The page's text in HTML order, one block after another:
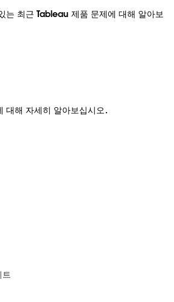
는 최근 Tableau 제품 문제에 대해 알아보
대해 자세히 알아보십시오.
트